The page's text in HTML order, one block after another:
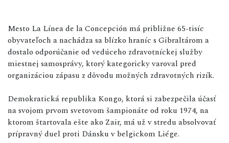
Mesto La Línea de la Concepción má približne 65-tisíc
obyvateľoch a nachádza sa blízko hraníc s Gibraltárom a
dostalo odporúčanie od vedúceho zdravotníckej služby
miestnej samosprávy, ktorý kategoricky varoval pred
organizáciou zápasu z dôvodu možných zdravotných rizík.
Demokratická republika Kongo, ktorá si zabezpečila účasť
na svojom prvom svetovom šampionáte od roku 1974, na
ktorom štartovala ešte ako Zair, má už v stredu absolvovať
prípravný duel proti Dánsku v belgickom Liége.